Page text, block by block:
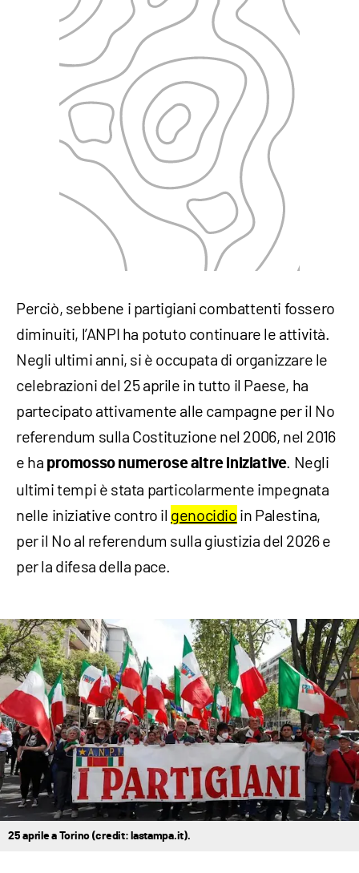
Perciò, sebbene i partigiani combattenti fossero
diminuiti, l’ANPI ha potuto continuare le attività.
Negli ultimi anni, si è occupata di organizzare le
celebrazioni del 25 aprile in tutto il Paese, ha
partecipato attivamente alle campagne per il No
referendum sulla Costituzione nel 2006, nel 2016
e ha promosso numerose altre iniziative. Negli
ultimi tempi è stata particolarmente impegnata
nelle iniziative contro il genocidio in Palestina,
per il No al referendum sulla giustizia del 2026 e
per la difesa della pace.
25 aprile a Torino (credit: lastampa.it).